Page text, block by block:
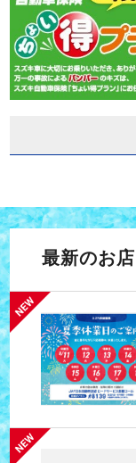
最新のお